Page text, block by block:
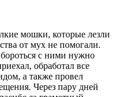
мошки, которые лезли
от мух не помогали.
с ними нужно
обработал все
а также провел
Через пару дней